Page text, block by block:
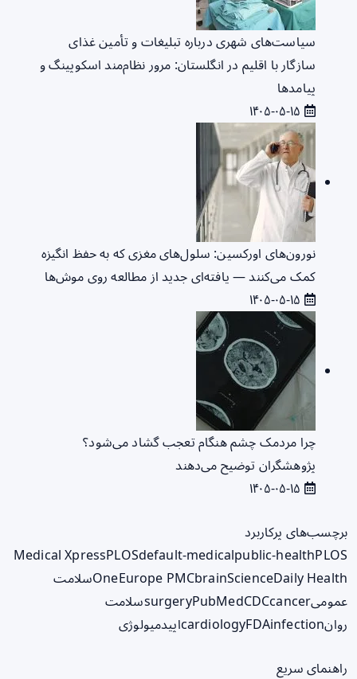
سیاست‌های شهری درباره تبلیغات و تأمین غذای
سازگار با اقلیم در انگلستان: مرور نظام‌مند اسکوپینگ و
پیامدها
نورون‌های اورکسین: سلول‌های مغزی که به حفظ انگیزه
کمک می‌کنند — یافته‌ای جدید از مطالعه روی موش‌ها
چرا مردمک چشم هنگام تعجب گشاد می‌شود؟
پژوهشگران توضیح می‌دهند
برچسب‌های پرکاربرد
Medical XpressPLOSdefault-medicalpublic-healthPLOS
OneEurope PMCbrainScienceDaily Health
سلامت
عمومی
surgeryPubMedCDCcancer
سلامت
روان
cardiologyFDAinfection اپیدمیولوژی
راهنمای سریع